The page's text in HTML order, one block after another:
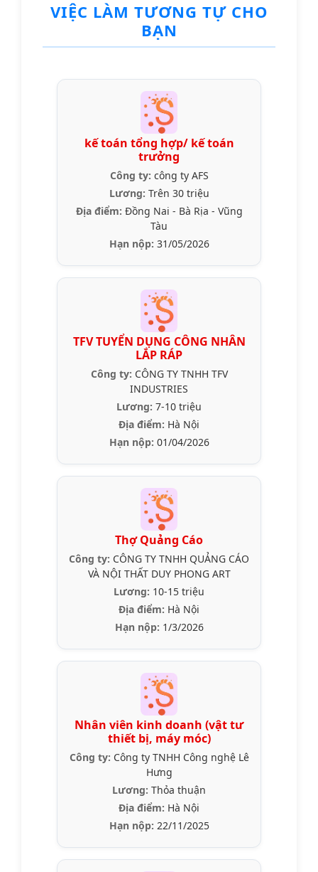
VIỆC LÀM TƯƠNG TỰ CHO
BẠN
kế toán tổng hợp/ kế toán
trưởng
Công ty: công ty AFS
Lương: Trên 30 triệu
Địa điểm: Đồng Nai - Bà Rịa - Vũng
Tàu
Hạn nộp: 31/05/2026
TFV TUYỂN DỤNG CÔNG NHÂN
LẮP RÁP
Công ty: CÔNG TY TNHH TFV
INDUSTRIES
Lương: 7-10 triệu
Địa điểm: Hà Nội
Hạn nộp: 01/04/2026
Thợ Quảng Cáo
Công ty: CÔNG TY TNHH QUẢNG CÁO
VÀ NỘI THẤT DUY PHONG ART
Lương: 10-15 triệu
Địa điểm: Hà Nội
Hạn nộp: 1/3/2026
Nhân viên kinh doanh (vật tư
thiết bị, máy móc)
Công ty: Công ty TNHH Công nghệ Lê
Hưng
Lương: Thỏa thuận
Địa điểm: Hà Nội
Hạn nộp: 22/11/2025